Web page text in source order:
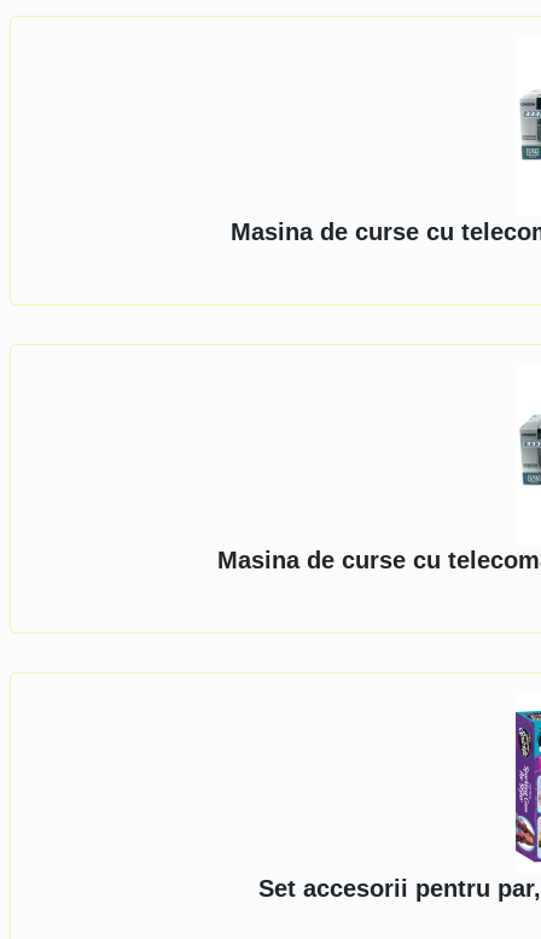
Masina de curse cu
Masina de curse cu
Set accesorii pentru